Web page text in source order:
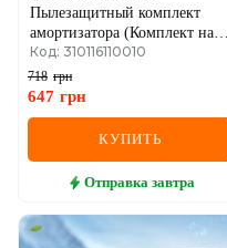
Пылезащитный комплект
амортизатора (Комплект на
ось) FIAT Croma, LANCIA
Thema
Код: 310116110010
718 грн
647 грн
КУПИТЬ
Отправка завтра